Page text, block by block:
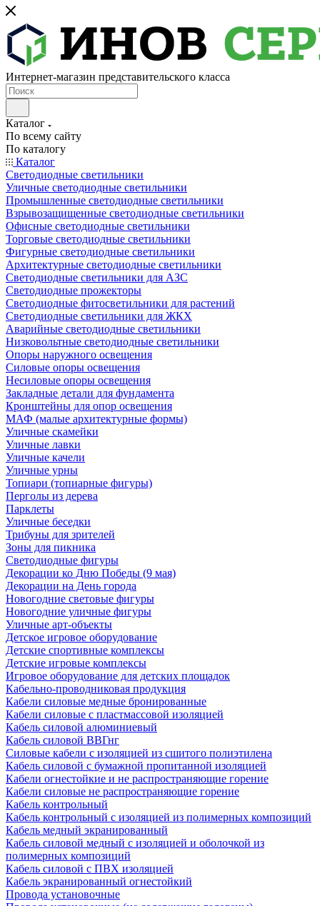
Интернет-магазин представительского класса
Каталог
По всему сайту
По каталогу
Каталог
Светодиодные светильники
Уличные светодиодные светильники
Промышленные светодиодные светильники
Взрывозащищенные светодиодные светильники
Офисные светодиодные светильники
Торговые светодиодные светильники
Фигурные светодиодные светильники
Архитектурные светодиодные светильники
Светодиодные светильники для АЗС
Светодиодные прожекторы
Светодиодные фитосветильники для растений
Светодиодные светильники для ЖКХ
Аварийные светодиодные светильники
Низковольтные светодиодные светильники
Опоры наружного освещения
Силовые опоры освещения
Несиловые опоры освещения
Закладные детали для фундамента
Кронштейны для опор освещения
МАФ (малые архитектурные формы)
Уличные скамейки
Уличные лавки
Уличные качели
Уличные урны
Топиари (топиарные фигуры)
Перголы из дерева
Парклеты
Уличные беседки
Трибуны для зрителей
Зоны для пикника
Светодиодные фигуры
Декорации ко Дню Победы (9 мая)
Декорации на День города
Новогодние световые фигуры
Новогодние уличные фигуры
Уличные арт-объекты
Детское игровое оборудование
Детские спортивные комплексы
Детские игровые комплексы
Игровое оборудование для детских площадок
Кабельно-проводниковая продукция
Кабели силовые медные бронированные
Кабели силовые с пластмассовой изоляцией
Кабель силовой алюминиевый
Кабель силовой ВВГнг
Силовые кабели с изоляцией из сшитого полиэтилена
Кабель силовой с бумажной пропитанной изоляцией
Кабели огнестойкие и не распространяющие горение
Кабели силовые не распространяющие горение
Кабель контрольный
Кабель контрольный с изоляцией из полимерных композиций
Кабель медный экранированный
Кабель силовой медный с изоляцией и оболочкой из
полимерных композиций
Кабель силовой с ПВХ изоляцией
Кабель экранированный огнестойкий
Провода установочные